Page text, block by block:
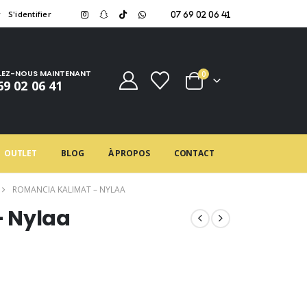
S'identifier 07 69 02 06 41
NOUS MAINTENANT
02 06 41
0
OUTLET BLOG À PROPOS CONTACT
ROMANCIA KALIMAT – NYLAA
Nylaa